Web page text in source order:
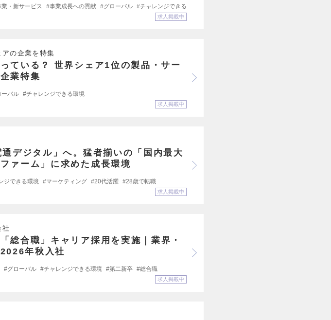
業・新サービス 事業成長への貢献 グローバル
チャレンジできる環境
求人掲載中
の企業を特集
ている？ 世界シェア1位の製品・サー
業特集
ーバル
チャレンジできる環境
求人掲載中
デジタル」へ。猛者揃いの「国内最大
ァーム」に求めた成長環境
ジできる環境 マーケティング 20代活躍
28歳で転職
求人掲載中
社
総合職」キャリア採用を実施｜業界・
年秋入社
グローバル チャレンジできる環境 第二新卒
総合職
求人掲載中